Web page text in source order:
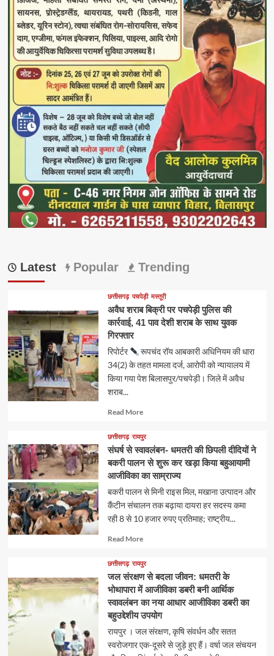
Latest Popular Trending
छत्तीसगढ़ पचपेड़ी मस्तूरी
अवैध शराब बिक्री पर पचपेड़ी पुलिस की
कार्रवाई, 41 पाव देशी शराब के साथ युवक
गिरफ्तार
रिपोर्टर
रूपचंद रॉय आबकारी अधिनियम की धारा
34(2) के तहत मामला दर्ज, आरोपी को न्यायालय में
किया गया पेश बिलासपुर/पचपेड़ी। जिले में अवैध
शराब...
Read MoreRead
about
छत्तीसगढ़ रायपुर
संघर्ष से स्वावलंबन- धमतरी की छिपली दीदियों ने
बकरी पालन से शुरू कर खड़ा किया बहुआयामी
आजीविका का साम्राज्य
​बकरी पालन से मिनी राइस मिल, मखाना उत्पादन और
कैंटीन संचालन तक बढ़ाया दायरा ​हर सदस्य कमा
रही 8 से 10 हजार रुपए प्रतिमाह; राष्ट्रीय...
Read MoreRead
about
छत्तीसगढ़ रायपुर
जल संरक्षण से बदला जीवन: धमतरी के
भोथापारा में आजीविका डबरी बनी आर्थिक
स्वावलंबन का नया आधार आजीविका डबरी का
बहुउद्देशीय उपयोग
रायपुर । जल संरक्षण, कृषि संवर्धन और सतत
स्वरोजगार एक-दूसरे से जुड़े हुए हैं। वर्षा जल संचयन